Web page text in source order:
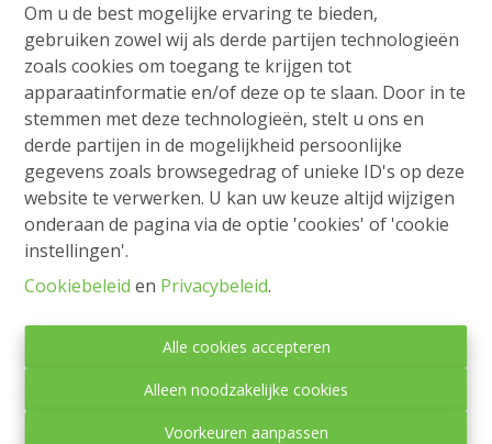
Om u de best mogelijke ervaring te bieden,
gebruiken zowel wij als derde partijen technologieën
zoals cookies om toegang te krijgen tot
apparaatinformatie en/of deze op te slaan. Door in te
stemmen met deze technologieën, stelt u ons en
derde partijen in de mogelijkheid persoonlijke
gegevens zoals browsegedrag of unieke ID's op deze
website te verwerken. U kan uw keuze altijd wijzigen
onderaan de pagina via de optie 'cookies' of 'cookie
instellingen'.
Cookiebeleid en Privacybeleid.
Alle cookies accepteren
Alleen noodzakelijke cookies
Voorkeuren aanpassen
Te koop Te huur
Toezichthoudende autoriteit:
Beroepsinstituut van Vastgoedmakelaars,
Luxemburgstraat 16 B te 1000 Brussel.